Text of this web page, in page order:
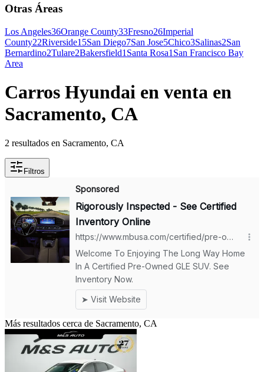
Otras Áreas
Los Angeles36Orange County33Fresno26Imperial
County22Riverside15San Diego7San Jose5Chico3Salinas2San
Bernardino2Tulare2Bakersfield1 Santa Rosa1 San Francisco Bay
Area
Carros Hyundai en venta en
Sacramento, CA
2 resultados en Sacramento, CA
Filtros
Más resultados cerca de Sacramento, CA